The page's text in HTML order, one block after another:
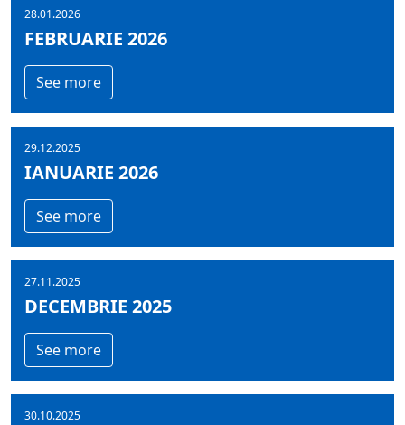
28.01.2026
FEBRUARIE 2026
See more
29.12.2025
IANUARIE 2026
See more
27.11.2025
DECEMBRIE 2025
See more
30.10.2025